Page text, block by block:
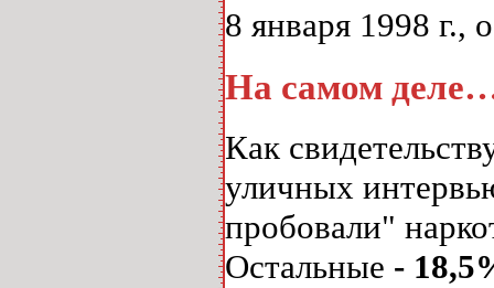
8 января 1998
На самом
Как
уличных
пробовали"
Остальные -